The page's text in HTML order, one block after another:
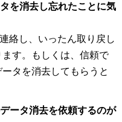
を消去し忘れたことに気
絡し、いったん取り戻し
す。もしくは、信頼で
タを消去してもらうと
ータ消去を依頼するのが